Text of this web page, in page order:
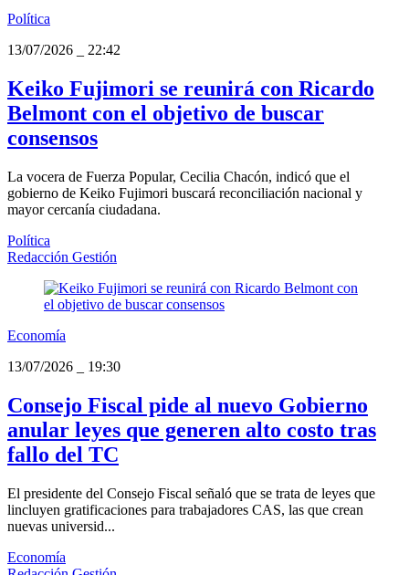
Política
13/07/2026
22:42
Keiko Fujimori se reunirá con Ricardo
Belmont con el objetivo de buscar
consensos
La vocera de Fuerza Popular, Cecilia Chacón, indicó que el
gobierno de Keiko Fujimori buscará reconciliación nacional y
mayor cercanía ciudadana.
Política
Redacción Gestión
Economía
13/07/2026
19:30
Consejo Fiscal pide al nuevo Gobierno
anular leyes que generen alto costo tras
fallo del TC
El presidente del Consejo Fiscal señaló que se trata de leyes que
lincluyen gratificaciones para trabajadores CAS, las que crean
nuevas universid...
Economía